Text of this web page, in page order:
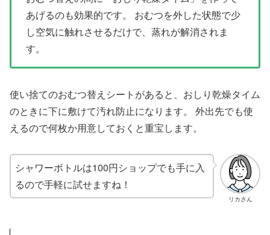
あげるのも効果的です。 おむつを外した状態で少
し空気に触れさせるだけで、蒸れが解消されま
す。
使い捨てのおむつ替えシートがあると、おしり乾燥タイム
のときに下に敷けて汚れ防止になります。 外出先でも使
えるので何枚か用意しておくと重宝します。
リカさん
シャワーボトルは100円ショップでも手に入
るので手軽に試せますね！